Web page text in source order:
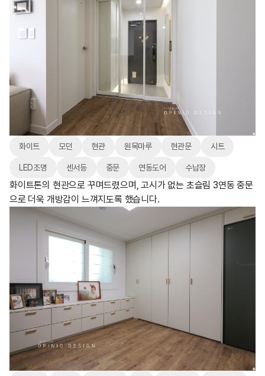
화이트 모던 현관 원목마루 현관문 시트
LED조명 센서등 중문 연동도어 수납장
화이트톤의 현관으로 꾸며드렸으며, 고시가 없는 초슬림 3연동 중문
으로 더욱 개방감이 느껴지도록 했습니다.